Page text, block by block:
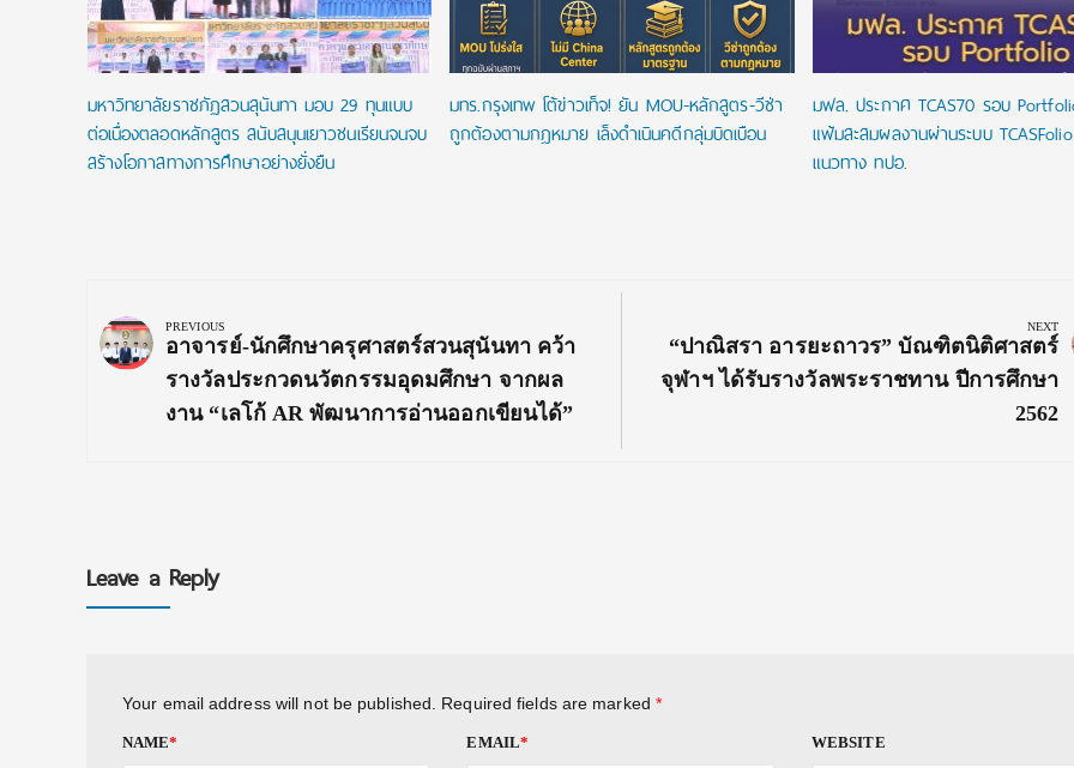
มหาวิทยาลัยราชภัฏสวนสุนันทา มอบ 29 ทุนแบบ
ต่อเนื่องตลอดหลักสูตร สนับสนุนเยาวชนเรียนจนจบ
สร้างโอกาสทางการศึกษาอย่างยั่งยืน
มทร.กรุงเทพ โต้ข่าวเท็จ! ยัน MOU-หลักสูตร-วีซ่า
ถูกต้องตามกฎหมาย เล็งดำเนินคดีกลุ่มบิดเบือน
มฟล. ประกาศ TCAS70 รอบ
แฟ้มสะสมผลงานผ่านระบบ
แนวทาง ทปอ.
navigation
PREVIOUS
Previous
Post:
อาจารย์-นักศึกษาครุศาสตร์สวนสุนันทา คว้า
รางวัลประกวดนวัตกรรมอุดมศึกษา จากผล
งาน “เลโก้ AR พัฒนาการอ่านออกเขียนได้”
NEXT
Next
Post:
“ปาณิสรา อารยะถาวร” บัณฑิตนิติศาสตร์
จุฬาฯ ได้รับรางวัลพระราชทาน ปีการศึกษา
2562
Leave a Reply
Your email address will not be published. Required fields are marked *
NAME* EMAIL* WEBSITE